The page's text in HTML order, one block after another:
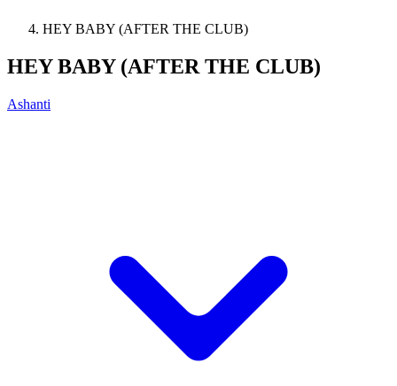
HEY BABY (AFTER THE CLUB)
HEY BABY (AFTER THE CLUB)
Ashanti